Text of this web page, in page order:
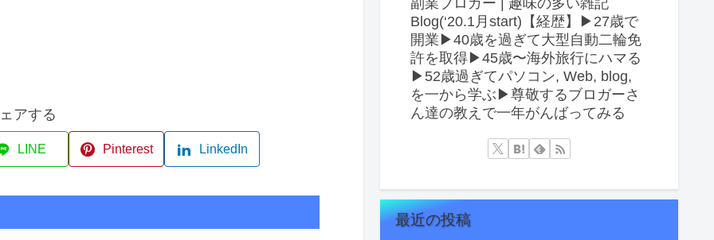
アする
LINE Pinterest LinkedIn
副業ブロガー | 趣味の多い雑記
Blog(‘20.1月start)【経歴】▶︎27歳で
開業▶︎40歳を過ぎて大型自動二輪免
許を取得▶︎45歳〜海外旅行にハマる
▶︎52歳過ぎてパソコン, Web, blog,
を一から学ぶ▶︎尊敬するブロガーさ
ん達の教えで一年がんばってみる
最近の投稿